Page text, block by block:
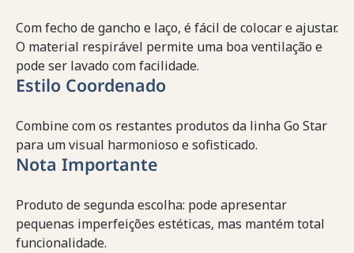
Com fecho de gancho e laço, é fácil de colocar e ajustar.
O material respirável permite uma boa ventilação e
pode ser lavado com facilidade.
Estilo Coordenado
Combine com os restantes produtos da linha Go Star
para um visual harmonioso e sofisticado.
Nota Importante
Produto de segunda escolha: pode apresentar
pequenas imperfeições estéticas, mas mantém total
funcionalidade.